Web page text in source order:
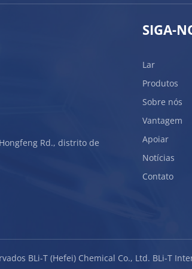
Rd., distrito de
SIGA-
Lar
Produtos
Sobre nós
Vantagem
Apoiar
Notícias
Contato
BLi-T (Hefei) Chemical Co., Ltd. BLi-T